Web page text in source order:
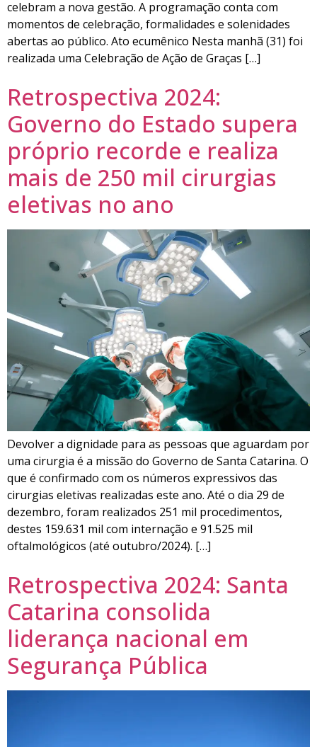
celebram a nova gestão. A programação conta com
momentos de celebração, formalidades e solenidades
abertas ao público. Ato ecumênico Nesta manhã (31) foi
realizada uma Celebração de Ação de Graças […]
Retrospectiva 2024:
Governo do Estado supera
próprio recorde e realiza
mais de 2​50 mil cirurgias
eletivas no ano
Devolver a dignidade para as pessoas que aguardam por
uma cirurgia é a missão do Governo de Santa Catarina. O
que é confirmado com os números expressivos das
cirurgias eletivas realizadas este ano. Até o dia 29 de
dezembro, foram realizados 251 mil procedimentos,
destes 159.631 mil com internação e 91.525 mil
oftalmológicos (até outubro/2024). […]
Retrospectiva 2024: Santa
Catarina consolida
liderança nacional em
Segurança Pública